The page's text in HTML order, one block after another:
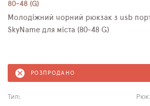
80-48 (G)
Молодіжний чорний рюкзак з usb
SkyName для міста (80-48 G)
РОЗПРОДАНО
Тип: